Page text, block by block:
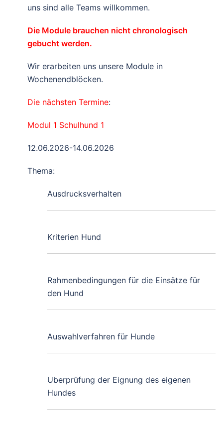
uns sind alle Teams willkommen.
Die Module brauchen nicht chronologisch
gebucht werden.
Wir erarbeiten uns unsere Module in
Wochenendblöcken.
Die nächsten Termine:
Modul 1 Schulhund 1
12.06.2026-14.06.2026
Thema:
Ausdrucksverhalten
Kriterien Hund
Rahmenbedingungen für die Einsätze für
den Hund
Auswahlverfahren für Hunde
Uberprüfung der Eignung des eigenen
Hundes